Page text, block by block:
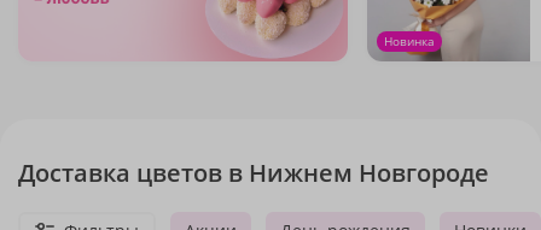
Новинка
Доставка цветов в Нижнем Новгороде